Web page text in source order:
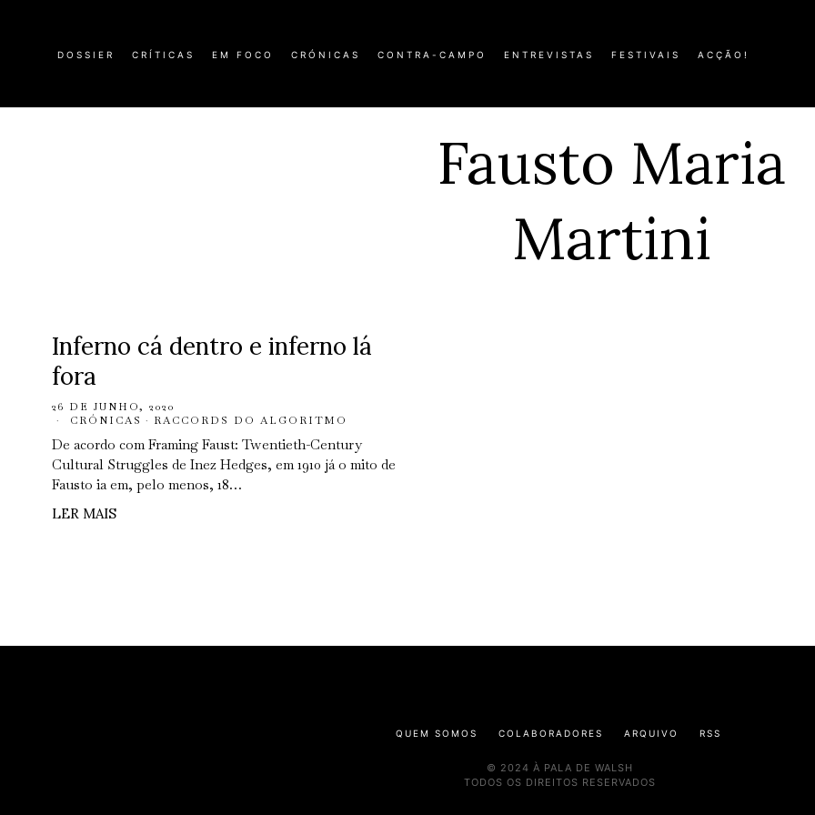
DOSSIER CRÍTICAS EM FOCO CRÓNICAS CONTRA-CAMPO ENTREVISTAS FESTIVAIS ACÇÃO!
Fausto Maria
Martini
Inferno cá dentro e inferno lá
fora
26 DE JUNHO, 2020
CRÓNICAS · RACCORDS DO ALGORITMO
De acordo com Framing Faust: Twentieth-Century
Cultural Struggles de Inez Hedges, em 1910 já o mito de
Fausto ia em, pelo menos, 18…
LER MAIS
QUEM SOMOS COLABORADORES ARQUIVO RSS
© 2024 À PALA DE WALSH
TODOS OS DIREITOS RESERVADOS